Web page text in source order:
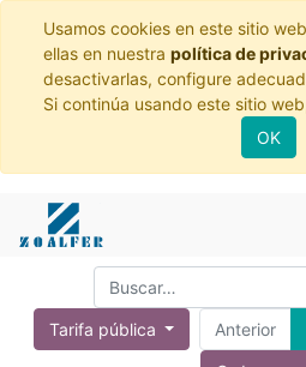
Usamos cookies en este sitio
ellas en nuestra política de
desactivarlas, configure
Si continúa usando este sitio
OK
Tarifa pública Anterior